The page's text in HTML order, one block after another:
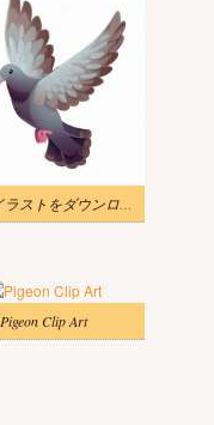
ハトのイラストをダウンロード
Pigeon Clip Art